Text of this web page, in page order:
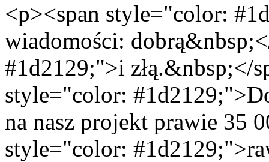
<p><span style="color:
wiadomości:
#1d2129;">i złą.&nbsp;</
style="color:
na nasz projekt prawie 35
style="color: